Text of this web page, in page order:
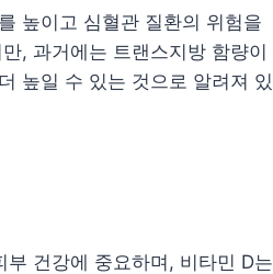
높이고 심혈관 질환의 위험을
, 과거에는 트랜스지방 함량이
높일 수 있는 것으로 알려져 있
건강에 중요하며, 비타민 D는